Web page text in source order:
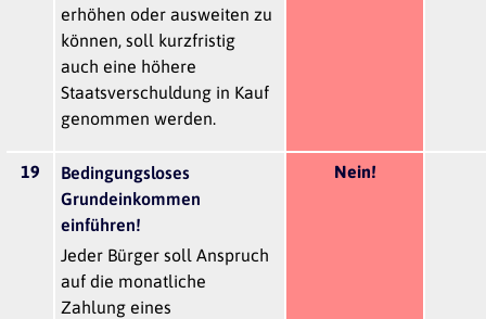
erhöhen oder ausweiten zu
können, soll kurzfristig
auch eine höhere
Staatsverschuldung in Kauf
genommen werden.
19
Bedingungsloses
Grundeinkommen
einführen!
Jeder Bürger soll Anspruch
auf die monatliche
Zahlung eines
Nein!